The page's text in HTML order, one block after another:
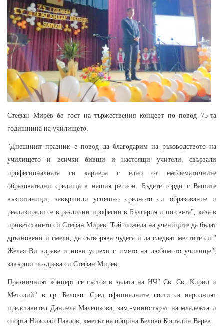
Стефан Мирев бе гост на тържествения концерт по повод 75-та
годишнина на училището.
"Днешният празник е повод да благодарим на ръководството на
училището и всички бивши и настоящи учители, свързали
професионалната си кариера с едно от емблематичните
образователни средища в нашия регион. Бъдете горди с Вашите
възпитаници, завършили успешно средното си образование и
реализирали се в различни професии в България и по света", каза в
приветствието си Стефан Мирев. Той пожела на учениците да бъдат
дръзновени и смели, да сътворява чудеса и да следват мечтите си."
Желая Ви здраве и нови успехи с името на любимото училище",
завърши поздрава си Стефан Мирев.
Празничният концерт се състоя в залата на НЧ" Св. Св. Кирил и
Методий" в гр. Белово. Сред официалните гости са народният
представител Даниела Малешкова, зам.-министърът на младежта и
спорта Николай Павлов, кметът на община Белово Костадин Варев.